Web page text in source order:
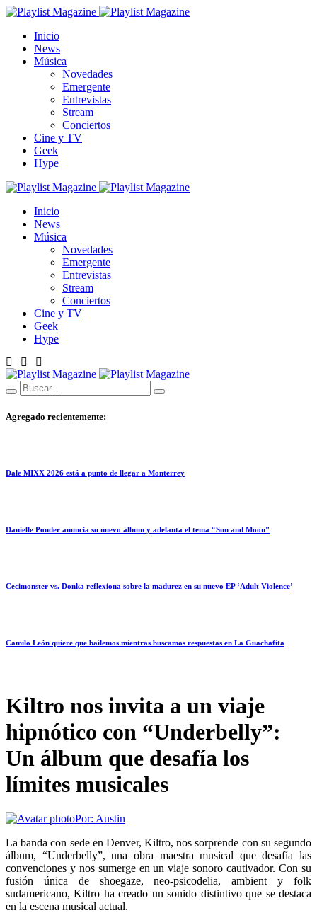
Inicio
News
Música
Novedades
Emergente
Entrevistas
Stream
Conciertos
Cine y TV
Geek
Hype
Inicio
News
Música
Novedades
Emergente
Entrevistas
Stream
Conciertos
Cine y TV
Geek
Hype
Agregado recientemente:
Dale MIXX 2026 está a punto de llegar a Monterrey
Danielle Ponder anuncia su nuevo álbum y adelanta el tema “Sun and Moon”
Cecimonster vs. Donka reflexiona sobre la madurez en su nuevo EP ‘Adult Violence’
Camilo León quiere que bailemos mientras buscamos respuestas en La Guachafita
Kiltro nos invita a un viaje
hipnótico con “Underbelly”:
Un álbum que desafía los
límites musicales
Por: Austin
La banda con sede en Denver, Kiltro, nos sorprende con su segundo
álbum, “Underbelly”, una obra maestra musical que desafía las
convenciones y nos sumerge en un viaje sonoro cautivador. Con su
fusión única de shoegaze, neo-psicodelia, ambient y folk
sudamericano, Kiltro ha creado un sonido distintivo que se destaca
en la escena musical actual.